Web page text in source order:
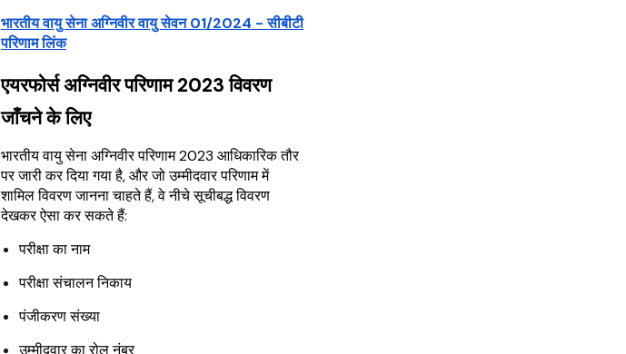
भारतीय वायु सेना अग्निवीर वायु सेवन 01/2024 - सीबीटी
परिणाम लिंक
एयरफोर्स अग्निवीर परिणाम 2023 विवरण
जाँचने के लिए
भारतीय वायु सेना अग्निवीर परिणाम 2023 आधिकारिक तौर
पर जारी कर दिया गया है, और जो उम्मीदवार परिणाम में
शामिल विवरण जानना चाहते हैं, वे नीचे सूचीबद्ध विवरण
देखकर ऐसा कर सकते हैं:
परीक्षा का नाम
परीक्षा संचालन निकाय
पंजीकरण संख्या
उम्मीदवार का रोल नंबर